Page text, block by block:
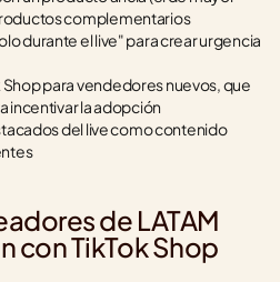
complementarios
durante el live" para crear urgencia
para vendedores nuevos, que
incentivar la adopción
del live como contenido
de LATAM
con TikTok Shop